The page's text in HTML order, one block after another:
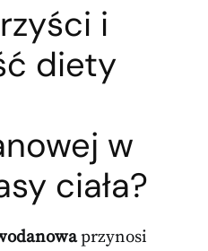
i
diety
w
ciała?
przynosi